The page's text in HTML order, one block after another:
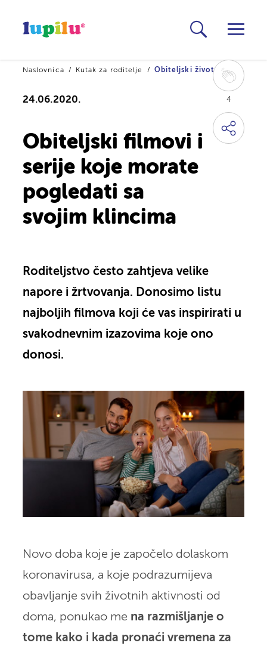
4
Naslovnica Kutak za roditelje Obiteljski život
24.06.2020.
Obiteljski filmovi i
serije koje morate
pogledati sa
svojim klincima
Roditeljstvo često zahtjeva velike
napore i žrtvovanja. Donosimo listu
najboljih filmova koji će vas inspirirati u
svakodnevnim izazovima koje ono
donosi.
Novo doba koje je započelo dolaskom
koronavirusa, a koje podrazumijeva
obavljanje svih životnih aktivnosti od
doma, ponukao me na razmišljanje o
tome kako i kada pronaći vremena za